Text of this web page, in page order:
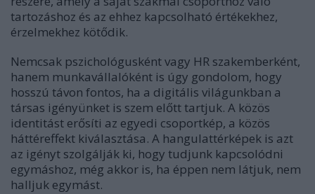
tartozáshoz és az ehhez kapcsolható értékekhez,
érzelmekhez kötődik.
Nemcsak pszichológusként vagy HR szakemberként,
hanem munkavállalóként is úgy gondolom, hogy
hosszú távon fontos, ha a digitális világunkban a
társas igényünket is szem előtt tartjuk. A közös
identitást erősíti az egyedi csoportkép, a közös
háttéreffekt kiválasztása. A hangulattérképek is azt
az igényt szolgálják ki, hogy tudjunk kapcsolódni
egymáshoz, még akkor is, ha éppen nem látjuk, nem
halljuk egymást.